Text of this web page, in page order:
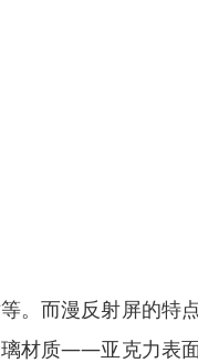
。而漫反射屏的特
材质——亚克力表